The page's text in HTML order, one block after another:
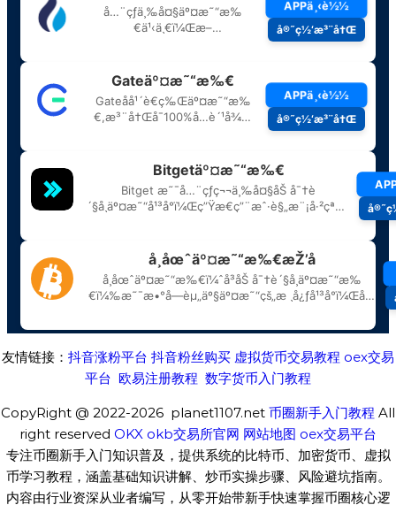
友情链接： 抖音涨粉平台 抖音粉丝购买 虚拟货币交易教程 oex交易
平台 欧易注册教程 数字货币入门教程
CopyRight @ 2022-2026 planet1107.net 币圈新手入门教程 All
right reserved OKX okb交易所官网 网站地图 oex交易平台
专注币圈新手入门知识普及，提供系统的比特币、加密货币、虚拟
币学习教程，涵盖基础知识讲解、炒币实操步骤、风险避坑指南。
内容由行业资深从业者编写，从零开始带新手快速掌握币圈核心逻